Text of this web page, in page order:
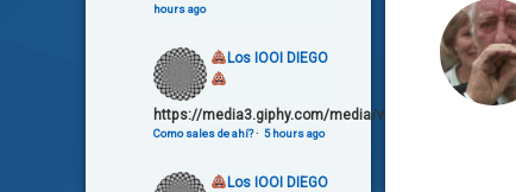
hours ago
Los IOOI DIEGO
https://media3.giphy.com/media/
Como sales de ahí?· 5 hours ago
Los IOOI DIEGO